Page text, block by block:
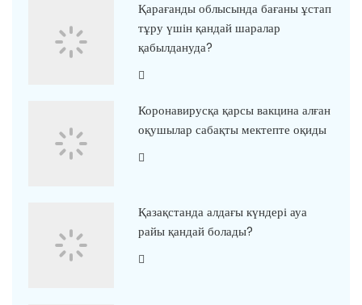
Қарағанды облысында бағаны ұстап
тұру үшін қандай шаралар
қабылдануда?
Коронавирусқа қарсы вакцина алған
оқушылар сабақты мектепте оқиды
Қазақстанда алдағы күндері ауа
райы қандай болады?